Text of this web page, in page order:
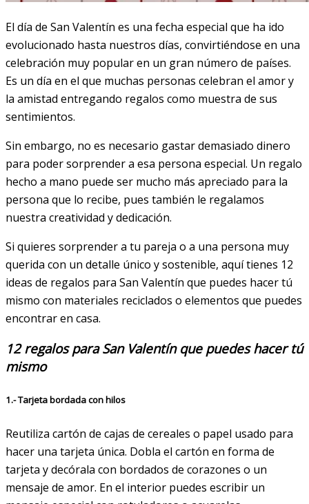
El día de San Valentín es una fecha especial que ha ido
evolucionado hasta nuestros días, convirtiéndose en una
celebración muy popular en un gran número de países.
Es un día en el que muchas personas celebran el amor y
la amistad entregando regalos como muestra de sus
sentimientos.
Sin embargo, no es necesario gastar demasiado dinero
para poder sorprender a esa persona especial. Un regalo
hecho a mano puede ser mucho más apreciado para la
persona que lo recibe, pues también le regalamos
nuestra creatividad y dedicación.
Si quieres sorprender a tu pareja o a una persona muy
querida con un detalle único y sostenible, aquí tienes 12
ideas de regalos para San Valentín que puedes hacer tú
mismo con materiales reciclados o elementos que puedes
encontrar en casa.
12 regalos para San Valentín que puedes hacer tú
mismo
1.- Tarjeta bordada con hilos
Reutiliza cartón de cajas de cereales o papel usado para
hacer una tarjeta única. Dobla el cartón en forma de
tarjeta y decórala con bordados de corazones o un
mensaje de amor. En el interior puedes escribir un